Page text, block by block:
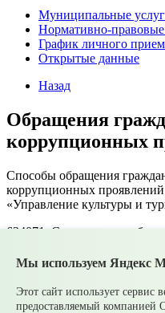
Муниципальные
Нормативно-
График личного
Открытые данные
Назад
Обращения
коррупционных
Способы обращения
коррупционных
«Управление культуры и
624071, Свердловская
(для письменных
«Телефон доверия» - 8
Мы используем Яндекс
Этот сайт использует сервис
предоставляемый